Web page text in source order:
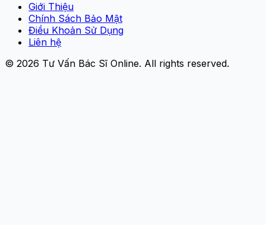
Giới Thiệu
Chính Sách Bảo Mật
Điều Khoản Sử Dụng
Liên hệ
© 2026 Tư Vấn Bác Sĩ Online. All rights reserved.